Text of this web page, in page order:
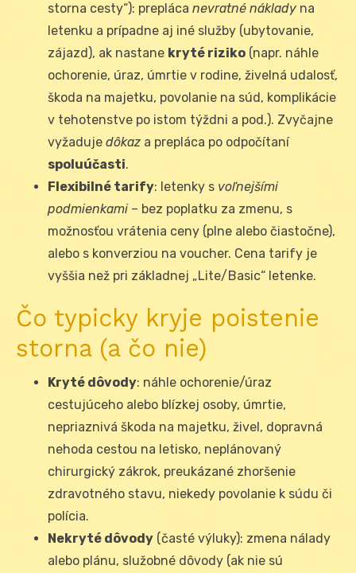
storna cesty“): prepláca nevratné náklady na
letenku a prípadne aj iné služby (ubytovanie,
zájazd), ak nastane kryté riziko (napr. náhle
ochorenie, úraz, úmrtie v rodine, živelná udalosť,
škoda na majetku, povolanie na súd, komplikácie
v tehotenstve po istom týždni a pod.). Zvyčajne
vyžaduje dôkaz a prepláca po odpočítaní
spoluúčasti.
Flexibilné tarify: letenky s voľnejšími
podmienkami – bez poplatku za zmenu, s
možnosťou vrátenia ceny (plne alebo čiastočne),
alebo s konverziou na voucher. Cena tarify je
vyššia než pri základnej „Lite/Basic“ letenke.
Čo typicky kryje poistenie
storna (a čo nie)
Kryté dôvody: náhle ochorenie/úraz
cestujúceho alebo blízkej osoby, úmrtie,
nepriaznivá škoda na majetku, živel, dopravná
nehoda cestou na letisko, neplánovaný
chirurgický zákrok, preukázané zhoršenie
zdravotného stavu, niekedy povolanie k súdu či
polícia.
Nekryté dôvody (časté výluky): zmena nálady
alebo plánu, služobné dôvody (ak nie sú